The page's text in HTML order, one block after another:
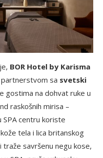
BOR Hotel by Karisma
partnerstvom sa svetski
gostima na dohvat ruke u
raskošnih mirisa –
centru koriste
tela i lica britanskog
traže savršenu negu kose,